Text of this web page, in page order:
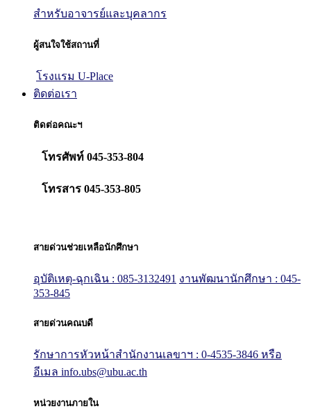
สำหรับอาจารย์และบุคลากร
ผู้สนใจใช้สถานที่
โรงแรม U-Place
ติดต่อเรา
ติดต่อคณะฯ
โทรศัพท์ 045-353-804
โทรสาร 045-353-805
สายด่วนช่วยเหลือนักศึกษา
อุบัติเหตุ-ฉุกเฉิน : 085-3132491 งานพัฒนานักศึกษา : 045-
353-845
สายด่วนคณบดี
รักษาการหัวหน้าสำนักงานเลขาฯ : 0-4535-3846 หรือ
อีเมล info.ubs@ubu.ac.th
หน่วยงานภายใน